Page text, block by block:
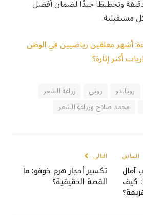
وتخطيطًا جيدًا لضمان أفضل
مستقبلية.
أشهر معلقين رياضيين في الوطن
أكثر إثارة؟
رونالدو روني
زراعة الشعر
محمد صلاح وزراعة الشعر
السابق
آمال
كيف
التالي
تكسير أحجار هرم خوفو: ما
القصة الحقيقية؟